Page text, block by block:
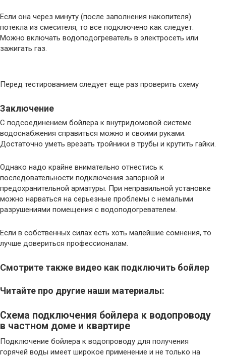
Если она через минуту (после заполнения накопителя)
потекла из смесителя, то все подключено как следует.
Можно включать водоподогреватель в электросеть или
зажигать газ.
Перед тестированием следует еще раз проверить схему
Заключение
С подсоединением бойлера к внутридомовой системе
водоснабжения справиться можно и своими руками.
Достаточно уметь врезать тройники в трубы и крутить гайки.
Однако надо крайне внимательно отнестись к
последовательности подключения запорной и
предохранительной арматуры. При неправильной установке
можно нарваться на серьезные проблемы с немалыми
разрушениями помещения с водоподогревателем.
Если в собственных силах есть хоть малейшие сомнения, то
лучше довериться профессионалам.
Смотрите также видео как подключить бойлер
Читайте про другие наши материалы:
Схема подключения бойлера к водопроводу
в частном доме и квартире
Подключение бойлера к водопроводу для получения
горячей воды имеет широкое применение и не только на